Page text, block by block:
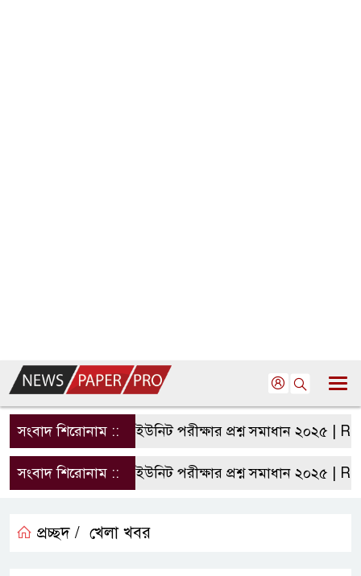
সংবাদ শিরোনাম ::
রাবি এ ইউনিট পরীক্ষার প্রশ্ন সমাধান ২০২৫ | RU
সংবাদ শিরোনাম ::
রাবি এ ইউনিট পরীক্ষার প্রশ্ন সমাধান ২০২৫ | RU
প্রচ্ছদ / খেলা খবর